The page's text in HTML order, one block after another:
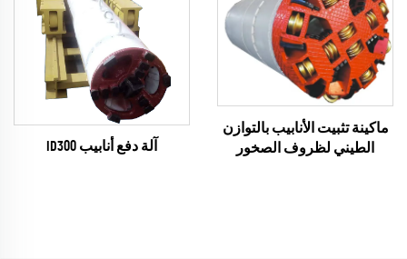
ماكينة تثبيت الأنابيب بالتوازن
الطيني لظروف الصخور
آلة دفع أنابيب ID300